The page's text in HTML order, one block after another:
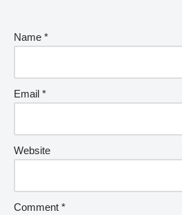
Name *
Email *
Website
Comment *